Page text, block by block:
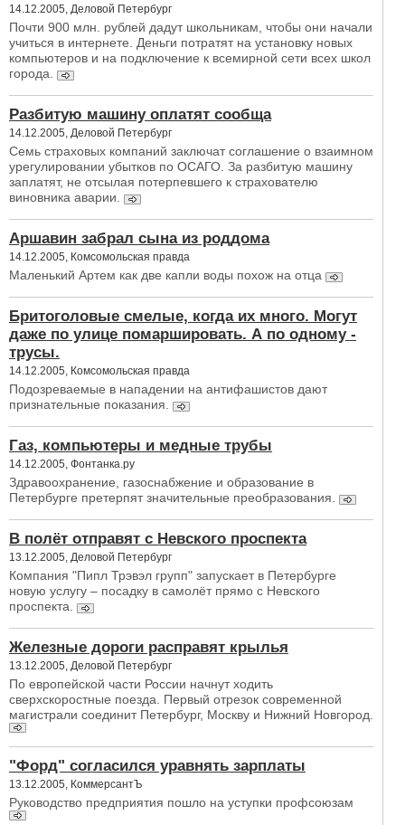
14.12.2005, Деловой Петербург
Почти 900 млн. рублей дадут школьникам, чтобы они начали
учиться в интернете. Деньги потратят на установку новых
компьютеров и на подключение к всемирной сети всех школ
города.
Разбитую машину оплатят сообща
14.12.2005, Деловой Петербург
Семь страховых компаний заключат соглашение о взаимном
урегулировании убытков по ОСАГО. За разбитую машину
заплатят, не отсылая потерпевшего к страхователю
виновника аварии.
Аршавин забрал сына из роддома
14.12.2005, Комсомольская правда
Маленький Артем как две капли воды похож на отца
Бритоголовые смелые, когда их много. Могут
даже по улице помаршировать. А по одному -
трусы.
14.12.2005, Комсомольская правда
Подозреваемые в нападении на антифашистов дают
признательные показания.
Газ, компьютеры и медные трубы
14.12.2005, Фонтанка.ру
Здравоохранение, газоснабжение и образование в
Петербурге претерпят значительные преобразования.
В полёт отправят с Невского проспекта
13.12.2005, Деловой Петербург
Компания "Пипл Трэвэл групп" запускает в Петербурге
новую услугу – посадку в самолёт прямо с Невского
проспекта.
Железные дороги расправят крылья
13.12.2005, Деловой Петербург
По европейской части России начнут ходить
сверхскоростные поезда. Первый отрезок современной
магистрали соединит Петербург, Москву и Нижний Новгород.
"Форд" согласился уравнять зарплаты
13.12.2005, КоммерсантЪ
Руководство предприятия пошло на уступки профсоюзам